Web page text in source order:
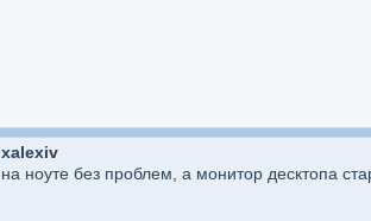
xalexiv
на ноуте без проблем, а монитор десктопа